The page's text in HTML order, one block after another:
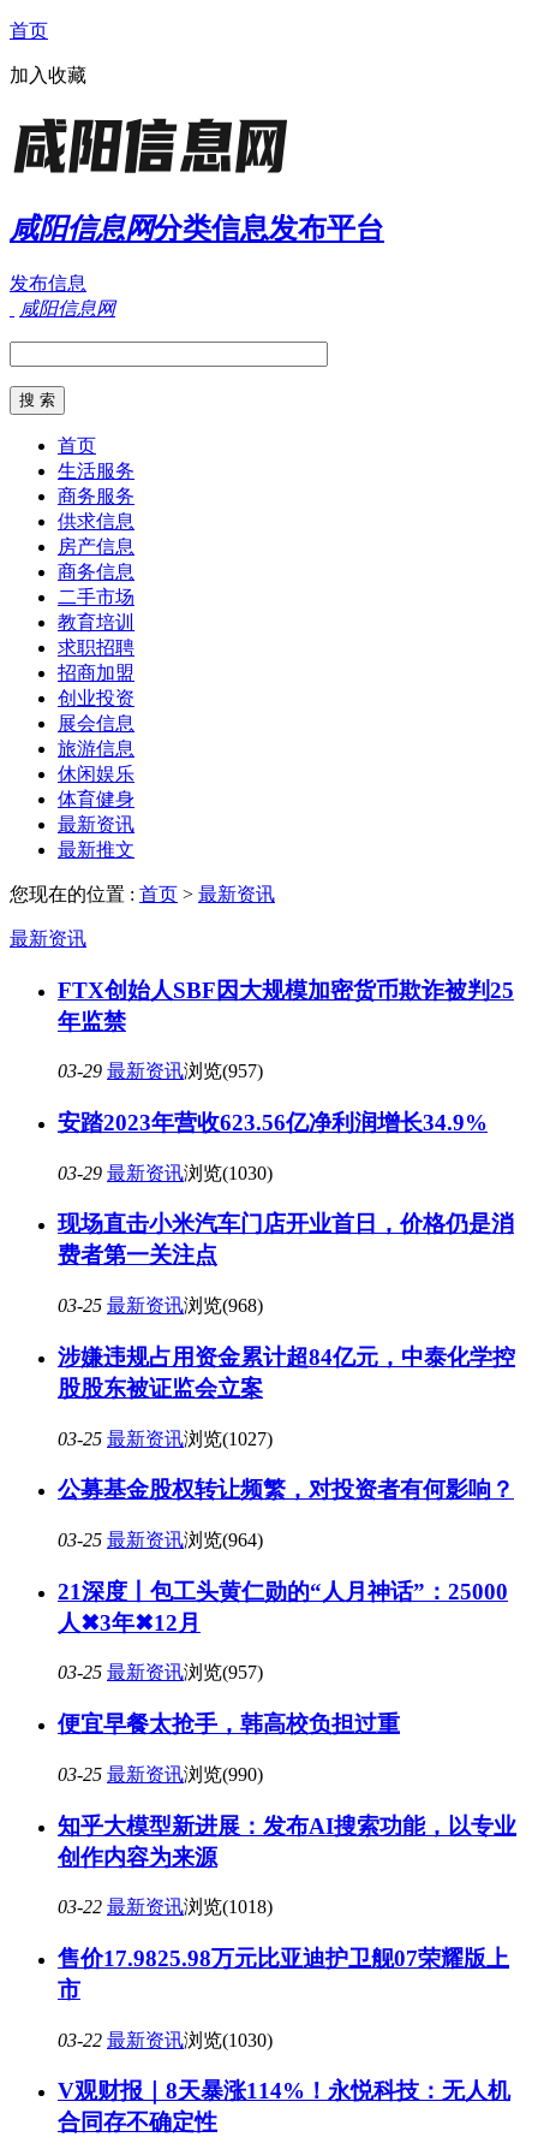
首页
加入收藏
咸阳信息网分类信息发布平台
发布信息
咸阳信息网
首页
生活服务
商务服务
供求信息
房产信息
商务信息
二手市场
教育培训
求职招聘
招商加盟
创业投资
展会信息
旅游信息
休闲娱乐
体育健身
最新资讯
最新推文
您现在的位置 : 首页 > 最新资讯
最新资讯
FTX创始人SBF因大规模加密货币欺诈被判25
年监禁
03-29 最新资讯浏览(957)
安踏2023年营收623.56亿净利润增长34.9%
03-29 最新资讯浏览(1030)
现场直击小米汽车门店开业首日，价格仍是消
费者第一关注点
03-25 最新资讯浏览(968)
涉嫌违规占用资金累计超84亿元，中泰化学控
股股东被证监会立案
03-25 最新资讯浏览(1027)
公募基金股权转让频繁，对投资者有何影响？
03-25 最新资讯浏览(964)
21深度丨包工头黄仁勋的“人月神话”：25000
人✖3年✖12月
03-25 最新资讯浏览(957)
便宜早餐太抢手，韩高校负担过重
03-25 最新资讯浏览(990)
知乎大模型新进展：发布AI搜索功能，以专业
创作内容为来源
03-22 最新资讯浏览(1018)
售价17.9825.98万元比亚迪护卫舰07荣耀版上
市
03-22 最新资讯浏览(1030)
V观财报｜8天暴涨114%！永悦科技：无人机
合同存不确定性